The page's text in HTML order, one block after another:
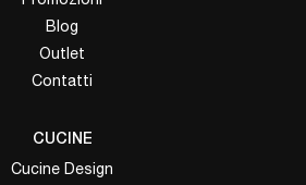
Blog
Outlet
Contatti
CUCINE
Cucine Design